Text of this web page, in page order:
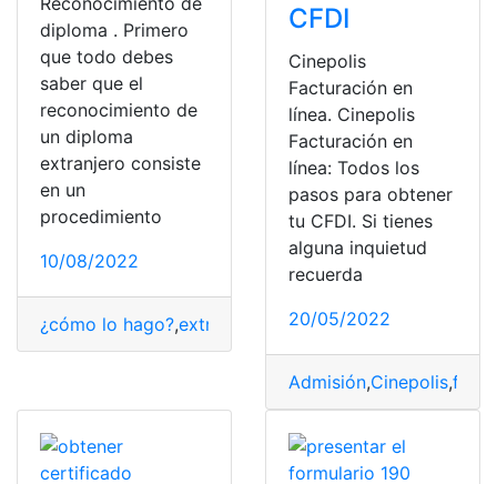
diploma . Primero
que todo debes
saber que el
reconocimiento de
un diploma
extranjero consiste
en un
procedimiento
10/08/2022
¿cómo lo hago?,extranjero Perú,Reconocimiento
CFDI
Cinepolis
Facturación en
línea. Cinepolis
Facturación en
línea: Todos los
pasos para obtener
tu CFDI. Si tienes
alguna inquietud
recuerda
20/05/2022
Admisión,Cinepolis,